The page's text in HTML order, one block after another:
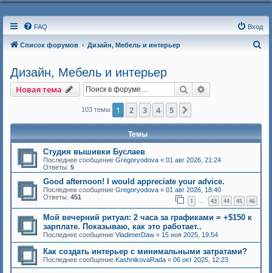
FAQ Вход
Список форумов Дизайн, Мебель и интерьер
Дизайн, Мебель и интерьер
Новая тема Поиск
103 темы 1 2 3 4 5
Темы
Студия вышивки Буслаев
Последнее сообщение Gregoryodova « 01 авг 2026, 21:24
Ответы: 5
Good afternoon! I would appreciate your advice.
Последнее сообщение Gregoryodova « 01 авг 2026, 18:40
Ответы: 451 1 … 43 44 45 46
Мой вечерний ритуал: 2 часа за графиками = +$150 к
зарплате. Показываю, как это работает..
Последнее сообщение VladimerDaw « 15 ноя 2025, 19:54
Как создать интерьер с минимальными затратами?
Последнее сообщение KashnikovaRada « 06 окт 2025, 12:23